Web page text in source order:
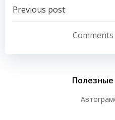
Навигация
записям
Previous post
Полезные